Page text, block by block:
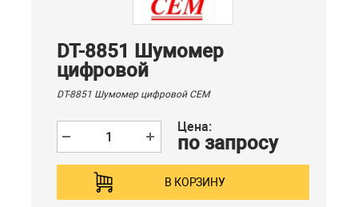
DT-8851 Шумомер
цифровой
DT-8851 Шумомер цифровой CEM
Цена:
по запросу
В КОРЗИНУ